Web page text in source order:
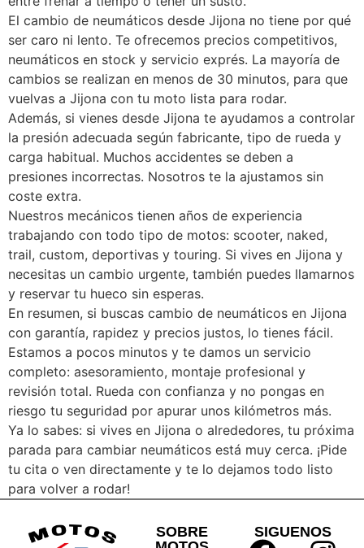
El cambio de neumáticos desde Jijona no tiene por qué
ser caro ni lento. Te ofrecemos precios competitivos,
neumáticos en stock y servicio exprés. La mayoría de
cambios se realizan en menos de 30 minutos, para que
vuelvas a Jijona con tu moto lista para rodar.
Además, si vienes desde Jijona te ayudamos a controlar
la presión adecuada según fabricante, tipo de rueda y
carga habitual. Muchos accidentes se deben a
presiones incorrectas. Nosotros te la ajustamos sin
coste extra.
Nuestros mecánicos tienen años de experiencia
trabajando con todo tipo de motos: scooter, naked,
trail, custom, deportivas y touring. Si vives en Jijona y
necesitas un cambio urgente, también puedes llamarnos
y reservar tu hueco sin esperas.
En resumen, si buscas cambio de neumáticos en Jijona
con garantía, rapidez y precios justos, lo tienes fácil.
Estamos a pocos minutos y te damos un servicio
completo: asesoramiento, montaje profesional y
revisión total. Rueda con confianza y no pongas en
riesgo tu seguridad por apurar unos kilómetros más.
Ya lo sabes: si vives en Jijona o alrededores, tu próxima
parada para cambiar neumáticos está muy cerca. ¡Pide
tu cita o ven directamente y te lo dejamos todo listo
para volver a rodar!
SOBRE
SIGUENOS